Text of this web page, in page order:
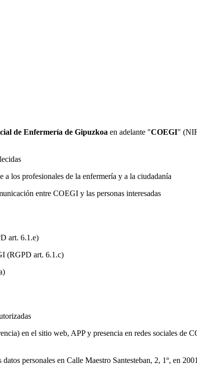
de Enfermería de Gipuzkoa en adelante "COEGI"
los profesionales de la enfermería y a la ciudadanía
entre COEGI y las personas interesadas
art. 6.1.e)
(RGPD art. 6.1.c)
en el sitio web, APP y presencia en redes sociales de
personales en Calle Maestro Santesteban, 2, 1º, en